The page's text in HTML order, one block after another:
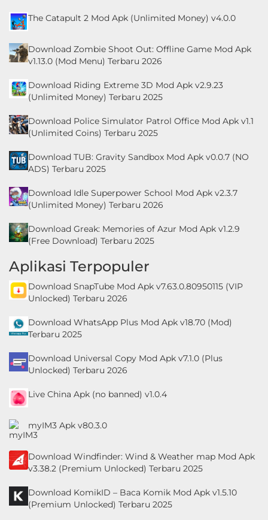
The Catapult 2 Mod Apk (Unlimited Money) v4.0.0
Download Zombie Shoot Out: Offline Game Mod Apk
v1.13.0 (Mod Menu) Terbaru 2026
Download Riding Extreme 3D Mod Apk v2.9.23
(Unlimited Money) Terbaru 2025
Download Police Simulator Patrol Office Mod Apk v1.1
(Unlimited Coins) Terbaru 2025
Download TUB: Gravity Sandbox Mod Apk v0.0.7 (NO
ADS) Terbaru 2025
Download Idle Superpower School Mod Apk v2.3.7
(Unlimited Money) Terbaru 2026
Download Greak: Memories of Azur Mod Apk v1.2.9
(Free Download) Terbaru 2025
Aplikasi Terpopuler
Download SnapTube Mod Apk v7.63.0.80950115 (VIP
Unlocked) Terbaru 2026
Download WhatsApp Plus Mod Apk v18.70 (Mod)
Terbaru 2025
Download Universal Copy Mod Apk v7.1.0 (Plus
Unlocked) Terbaru 2026
Live China Apk (no banned) v1.0.4
myIM3 Apk v80.3.0
Download Windfinder: Wind & Weather map Mod Apk
v3.38.2 (Premium Unlocked) Terbaru 2025
Download KomikID – Baca Komik Mod Apk v1.5.10
(Premium Unlocked) Terbaru 2025